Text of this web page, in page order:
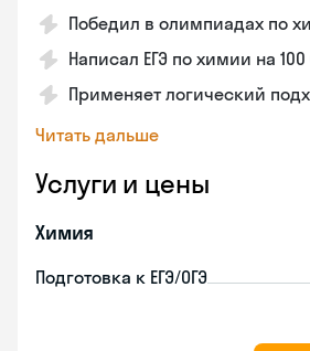
Победил в олимпиадах по
Написал ЕГЭ по химии на
Применяет логический
Читать дальше
Услуги и цены
Химия
Подготовка к ЕГЭ/ОГЭ